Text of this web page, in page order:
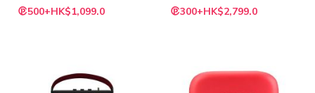
500+HK$1,099.0
特
殊 300+HK$2,799.0